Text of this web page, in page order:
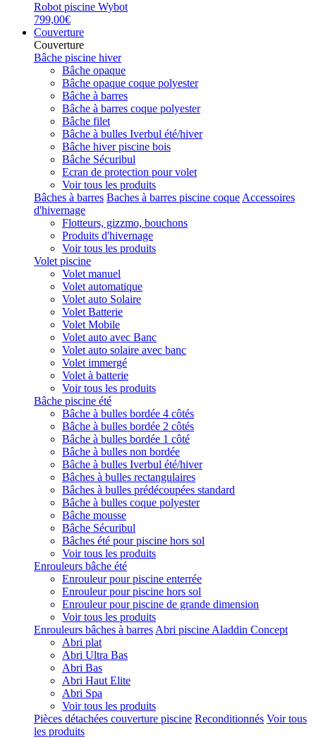
Robot piscine Wybot
799,00€
Couverture
Couverture
Bâche piscine hiver
Bâche opaque
Bâche opaque coque polyester
Bâche à barres
Bâche à barres coque polyester
Bâche filet
Bâche à bulles Iverbul été/hiver
Bâche hiver piscine bois
Bâche Sécuribul
Ecran de protection pour volet
Voir tous les produits
Bâches à barres Baches à barres piscine coque Accessoires
d'hivernage
Flotteurs, gizzmo, bouchons
Produits d'hivernage
Voir tous les produits
Volet piscine
Volet manuel
Volet automatique
Volet auto Solaire
Volet Batterie
Volet Mobile
Volet auto avec Banc
Volet auto solaire avec banc
Volet immergé
Volet à batterie
Voir tous les produits
Bâche piscine été
Bâche à bulles bordée 4 côtés
Bâche à bulles bordée 2 côtés
Bâche à bulles bordée 1 côté
Bâche à bulles non bordée
Bâche à bulles Iverbul été/hiver
Bâches à bulles rectangulaires
Bâches à bulles prédécoupées standard
Bâche à bulles coque polyester
Bâche mousse
Bâche Sécuribul
Bâches été pour piscine hors sol
Voir tous les produits
Enrouleurs bâche été
Enrouleur pour piscine enterrée
Enrouleur pour piscine hors sol
Enrouleur pour piscine de grande dimension
Voir tous les produits
Enrouleurs bâches à barres Abri piscine Aladdin Concept
Abri plat
Abri Ultra Bas
Abri Bas
Abri Haut Elite
Abri Spa
Voir tous les produits
Pièces détachées couverture piscine Reconditionnés Voir tous
les produits